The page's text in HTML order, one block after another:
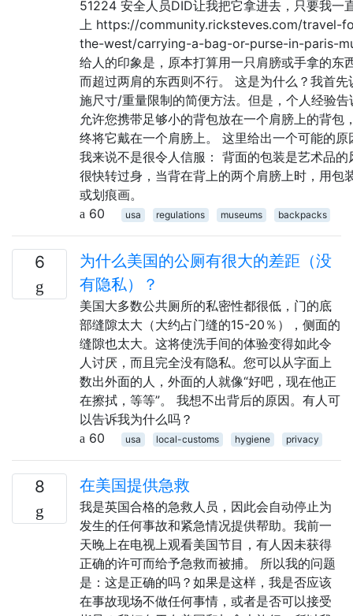
51224 安全人员DID让我把它拿进去，只要我一
上 https://community.ricksteves.com/travel-
the-west/carrying-a-bag-or-purse-in-paris-
给人的印象是，原本打算用一只肩膀或手拿的东
而超过两肩的东西则不行。 这是为什么？我首先
施尺寸/重量限制的简便方法。但是，个人经验告
允许您携带足够小的背包放在一个肩膀上的背包
终将它戴在一个肩膀上。 这里给出一个可能的原
我来说不是很令人信服： 背面的包装是艺术品的
很快转过身，当背在背上的两个肩膀上时，用包
或划痕画。
60
usa regulations museums backpacks
6
为什么美国的公厕有很大的差距（没
有隐私）？
美国大多数公共厕所的私密性都很低，门的底
部缝隙太大（大约占门缝的15-20％），侧面的
缝隙也太大。这将使洗手间的体验变得如此令
人讨厌，而且完全没有隐私。您可以从字面上
数出外面的人，外面的人就像“好吧，现在他正
在擦拭，等等”。 我想不出背后的原因。有人可
以告诉我为什么吗？
60
usa local-customs hygiene privacy
8 在美国提供急救
我是英国合格的急救人员，因此会自动停止为
发生的任何事故和紧急情况提供帮助。我前一
天晚上在电视上观看美国节目，有人因未获得
正确的许可而给予急救而被捕。 所以我的问题
是：这是正确的吗？如果是这样，我是否应该
在事故现场不做任何事情，或者是否可以接受